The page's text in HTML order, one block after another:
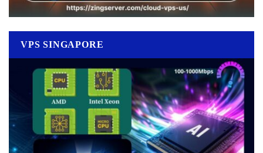
VPS SINGAPORE